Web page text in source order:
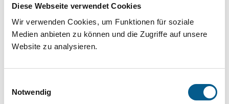
Diese Webseite verwendet Cookies
Wir verwenden Cookies, um Funktionen für soziale
Medien anbieten zu können und die Zugriffe auf unsere
Website zu analysieren.
Notwendig
Projekt oder ein Vorhaben? Hier können Sie
direkt über unsere Fördermitteldatenbank und
Stiftungsdatenbank recherchieren. Bei der